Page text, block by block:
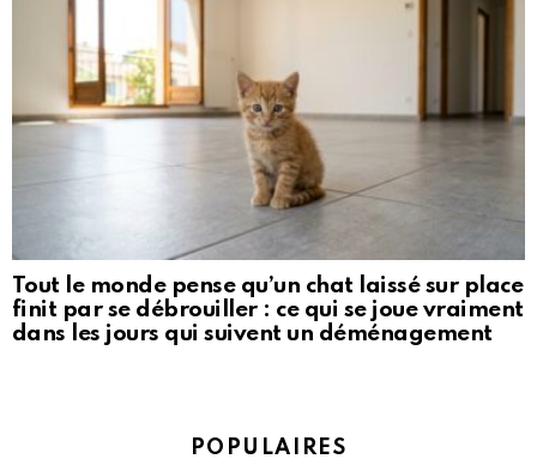
Tout le monde pense qu’un chat laissé sur place
finit par se débrouiller : ce qui se joue vraiment
dans les jours qui suivent un déménagement
POPULAIRES